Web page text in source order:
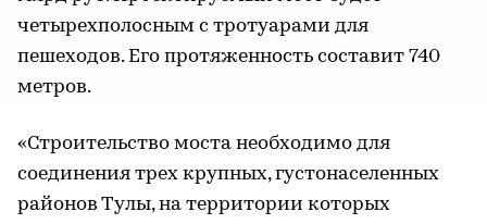
четырехполосным с тротуарами для
пешеходов. Его протяженность составит 740
метров.
«Строительство моста необходимо для
соединения трех крупных, густонаселенных
районов Тулы, на территории которых